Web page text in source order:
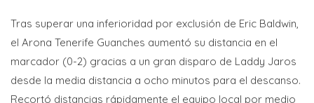
Tras superar una inferioridad por exclusión de Eric Baldwin,
el Arona Tenerife Guanches aumentó su distancia en el
marcador (0-2) gracias a un gran disparo de Laddy Jaros
desde la media distancia a ocho minutos para el descanso.
Recortó distancias rápidamente el equipo local por medio